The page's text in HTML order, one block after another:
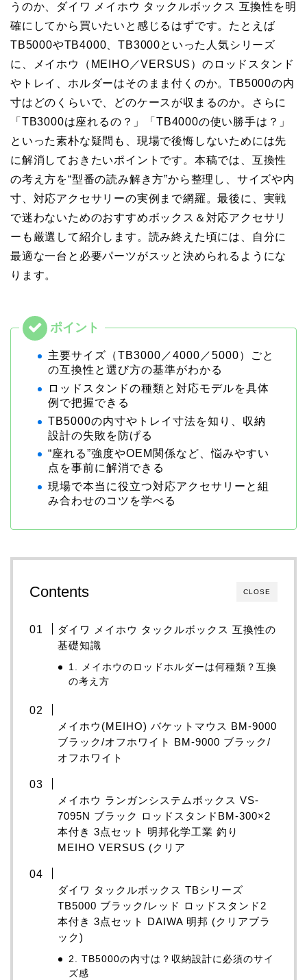
うのか、ダイワ メイホウ タックルボックス 互換性を明
確にしてから買いたいと感じるはずです。たとえば
TB5000やTB4000、TB3000といった人気シリーズ
に、メイホウ（MEIHO／VERSUS）のロッドスタンド
やトレイ、ホルダーはそのまま付くのか。TB5000の内
寸はどのくらいで、どのケースが収まるのか。さらに
「TB3000は座れるの？」「TB4000の使い勝手は？」
といった素朴な疑問も、現場で後悔しないためには先
に解消しておきたいポイントです。本稿では、互換性
の考え方を“型番の読み解き方”から整理し、サイズや内
寸、対応アクセサリーの実例まで網羅。最後に、実戦
で迷わないためのおすすめボックス＆対応アクセサリ
ーも厳選して紹介します。読み終えた頃には、自分に
最適な一台と必要パーツがスッと決められるようにな
ります。
主要サイズ（TB3000／4000／5000）ごと
の互換性と選び方の基準がわかる
ロッドスタンドの種類と対応モデルを具体
例で把握できる
TB5000の内寸やトレイ寸法を知り、収納
設計の失敗を防げる
“座れる”強度やOEM関係など、悩みやすい
点を事前に解消できる
現場で本当に役立つ対応アクセサリーと組
み合わせのコツを学べる
CLOSE
Contents
ダイワ メイホウ タックルボックス 互換性の
基礎知識
1. メイホウのロッドホルダーは何種類？互換
の考え方
メイホウ(MEIHO) バケットマウス BM-9000
ブラック/オフホワイト BM-9000 ブラック/
オフホワイト
メイホウ ランガンシステムボックス VS-
7095N ブラック ロッドスタンドBM-300×2
本付き 3点セット 明邦化学工業 釣り
MEIHO VERSUS (クリア
ダイワ タックルボックス TBシリーズ
TB5000 ブラック/レッド ロッドスタンド2
本付き 3点セット DAIWA 明邦 (クリアブラ
ック)
2. TB5000の内寸は？収納設計に必須のサイ
ズ感